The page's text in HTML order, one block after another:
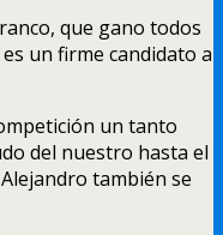
que gano todos
un firme candidato a
un tanto
del nuestro hasta el
también se